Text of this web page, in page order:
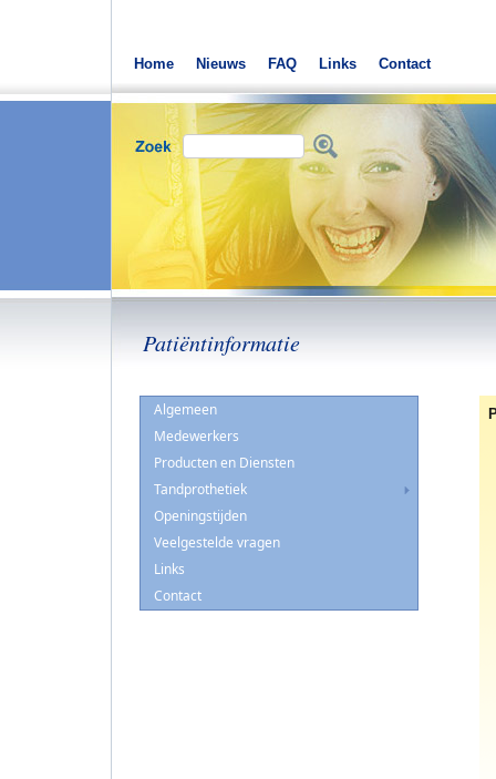
Home Nieuws FAQ Links Contact
Patiëntinformatie
Algemeen
Medewerkers
Producten en Diensten
Tandprothetiek
Openingstijden
Veelgestelde vragen
Links
Contact